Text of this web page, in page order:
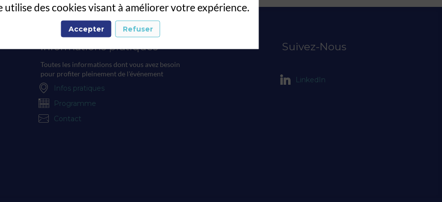
Informations pratiques
Toutes les informations dont vous avez besoin
pour profiter pleinement de l'événement
Infos pratiques
Programme
Contact
Suivez-Nous
LinkedIn
utilise des cookies visant à améliorer votre expérience.
Accepter Refuser